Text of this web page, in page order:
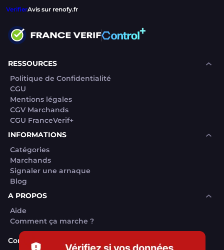
VerifierAvis sur renofy.fr
RESSOURCES
Politique de Confidentialité
CGU
Mentions légales
CGV Marchands
CGU FranceVerif+
INFORMATIONS
Catégories
Marchands
Signaler une arnaque
Blog
A PROPOS
Aide
Comment ça marche ?
Contact support utilisateurs